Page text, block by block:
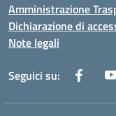
Amministrazione
Dichiarazione di
Note legali
Seguici su: